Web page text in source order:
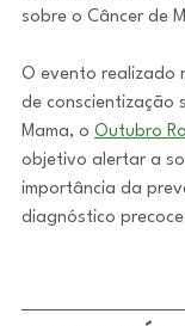
sobre o Câncer de
O evento realizado
de conscientização
Mama, o Outubro
objetivo alertar a
importância da
diagnóstico